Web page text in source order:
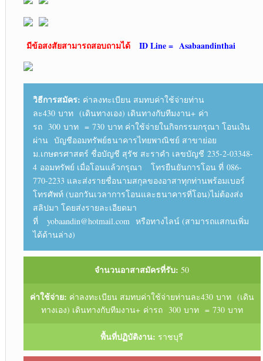
มีข้อสงสัยสามารถสอบถามได้ ID Line = Asabaandinthai
วิธีการสมัคร: ค่าลงทะเบียน สมทบค่าใช้จ่ายท่าน
ละ430 บาท (เดินทางเอง) เดินทางกับทีมงาน+ ค่า
รถ 300 บาท = 730 บาท ค่าใช้จ่ายในกิจกรรมกรุณา โอนเงิน
ผ่าน บัญชีออมทรัพย์ธนาคารไทยพาณิชย์ สาขาย่อย
ม.เกษตรศาสตร์ ชื่อบัญชี สุรัช สะราคำ เลขบัญชี 235-2-03348-
4 ออมทรัพย์ เมื่อโอนแล้วกรุณา โทรยืนยันการโอน ที่ 086-
770-2233 และส่งรายชื่อนามสกุลของอาสาทุกท่านพร้อมเบอร์
โทรศัพท์ (บอกวันเวลาการโอนและธนาคารที่โอน)ไม่ต้องส่ง
สลิปมา โดยส่งรายละเอียดมา
ที่ yobaandin@hotmail.com หรือทางไลน์ (สามารถแสกนเพิ่ม
ได้ด้านล่าง)
จำนวนอาสาสมัครที่รับ: 50
ค่าใช้จ่าย: ค่าลงทะเบียน สมทบค่าใช้จ่ายท่านละ430 บาท (เดิน
ทางเอง) เดินทางกับทีมงาน+ ค่ารถ 300 บาท = 730 บาท
พื้นที่ปฏิบัติงาน: ราชบุรี